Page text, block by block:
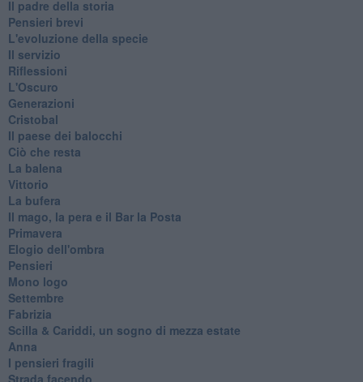
Il padre della storia
Pensieri brevi
L'evoluzione della specie
Il servizio
Riflessioni
L'Oscuro
Generazioni
Cristobal
Il paese dei balocchi
Ciò che resta
La balena
Vittorio
La bufera
Il mago, la pera e il Bar la Posta
Primavera
Elogio dell'ombra
Pensieri
Mono logo
Settembre
Fabrizia
​Scilla & Cariddi, un sogno di mezza estate
Anna
I pensieri fragili
Strada facendo